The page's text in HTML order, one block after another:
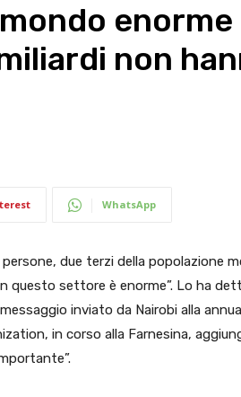
enorme
non
WhatsApp
persone, due terzi della popolazione
questo settore è enorme”. Lo ha
inviato da Nairobi alla
in corso alla Farnesina,